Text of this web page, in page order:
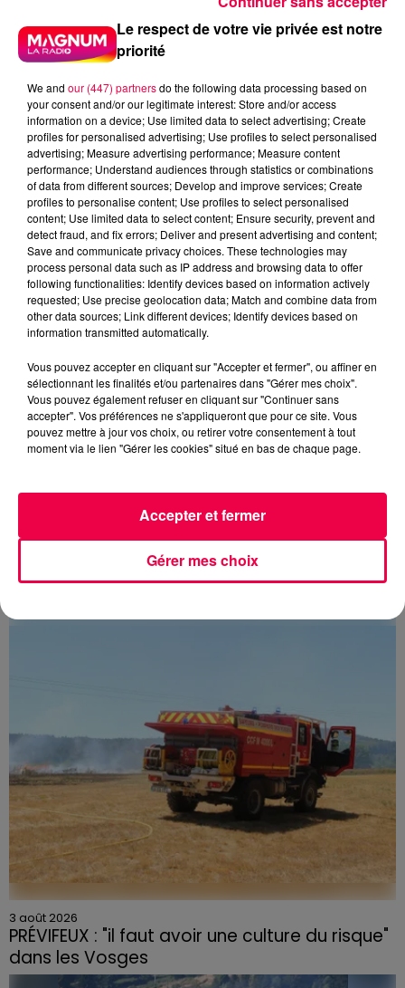
proposé, avec un départ en gare de
Nancy prévu à 7h46, pour une arrivée à Lyon-Part-
Dieu à 12h04.
Le retour se fera, quant à lui, à 15h52 en gare de Lyon-
Part-Dieu avec une arrivée à Nancy à 20h15.
Dès fin 2025, ce sont deux allers-retours quotidiens qui
sont d’ores et déjà programmés.
DERNIÈRES INFOS
Des assiettes Linvosges rappelées pour
Du plomb a été détecté dans deux assiettes en
3 août 2026
PRÉVIFEUX : "il faut avoir une culture du risque"
dans les Vosges
Le respect de votre vie privée est notre
priorité
We and our (447) partnersdo the following data processing based on
your consent and/or our legitimate interest: Store and/or access
information on a device; Use limited data to select advertising; Create
profiles for personalised advertising; Use profiles to select personalised
advertising; Measure advertising performance; Measure content
performance; Understand audiences through statistics or combinations
of data from different sources; Develop and improve services; Create
profiles to personalise content; Use profiles to select personalised
content; Use limited data to select content; Ensure security, prevent and
detect fraud, and fix errors; Deliver and present advertising and content;
Save and communicate privacy choices. These technologies may
process personal data such as IP address and browsing data to offer
following functionalities: Identify devices based on information actively
requested; Use precise geolocation data; Match and combine data from
other data sources; Link different devices; Identify devices based on
information transmitted automatically.
Vous pouvez accepter en cliquant sur "Accepter et fermer", ou affiner en
sélectionnant les finalités et/ou partenaires dans "Gérer mes choix".
Vous pouvez également refuser en cliquant sur "Continuer sans
accepter". Vos préférences ne s'appliqueront que pour ce site. Vous
pouvez mettre à jour vos choix, ou retirer votre consentement à tout
moment via le lien "Gérer les cookies" situé en bas de chaque page.
Gérer mes choix
Accepter et fermer